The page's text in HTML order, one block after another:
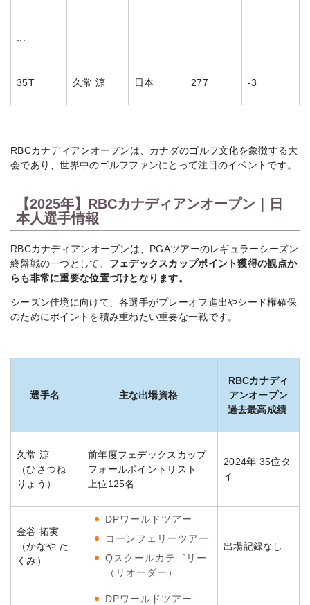
35T 久常 涼 日本 277 -3
RBCカナディアンオープンは、カナダのゴルフ文化を象徴する大
会であり、世界中のゴルフファンにとって注目のイベントです。
【2025年】RBCカナディアンオープン｜日
本人選手情報
RBCカナディアンオープンは、PGAツアーのレギュラーシーズン
終盤戦の一つとして、 フェデックスカップポイント獲得の観点か
らも非常に重要な位置づけとなります。
シーズン佳境に向けて、各選手がプレーオフ進出やシード権確保
のためにポイントを積み重ねたい重要な一戦です。
選手名 主な出場資格
RBCカナディ
アンオープン
過去最高成績
久常 涼
（ひさつね
りょう）
前年度フェデックスカップ
フォールポイントリスト
上位125名
2024年 35位タ
イ
金谷 拓実
（かなや た
くみ）
DPワールドツアー
コーンフェリーツアー
Qスクールカテゴリー
（リオーダー）
出場記録なし
DPワールドツアー